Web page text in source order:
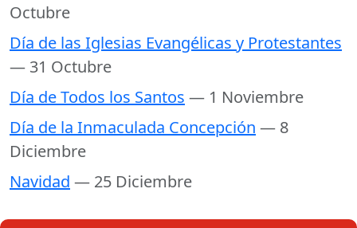
Octubre
Día de las Iglesias Evangélicas y Protestantes
— 31 Octubre
Día de Todos los Santos — 1 Noviembre
Día de la Inmaculada Concepción — 8
Diciembre
Navidad — 25 Diciembre